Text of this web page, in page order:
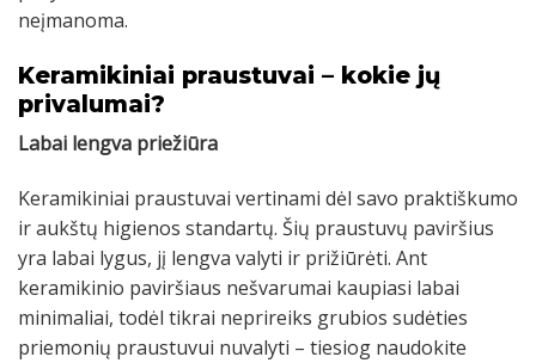
neįmanoma.
Keramikiniai praustuvai – kokie jų
privalumai?
Labai lengva priežiūra
Keramikiniai praustuvai vertinami dėl savo praktiškumo
ir aukštų higienos standartų. Šių praustuvų paviršius
yra labai lygus, jį lengva valyti ir prižiūrėti. Ant
keramikinio paviršiaus nešvarumai kaupiasi labai
minimaliai, todėl tikrai neprireiks grubios sudėties
priemonių praustuvui nuvalyti – tiesiog naudokite